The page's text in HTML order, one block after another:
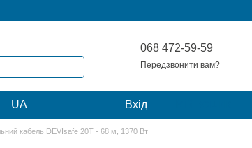
068 472-59-59
Передзвонити вам?
UA Вхід
кабель DEVIsafe 20T - 68 м, 1370 Вт